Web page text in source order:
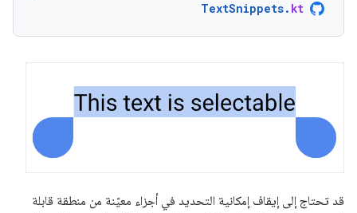
TextSnippets. kt
قد تحتاج إلى إيقاف إمكانية التحديد في أجزاء معيّنة من منطقة قابلة